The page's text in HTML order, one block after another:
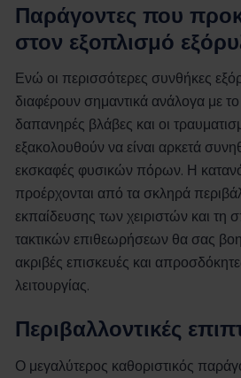
Παράγοντες που
στον εξοπλισμό
Ενώ οι περισσότερες συνθήκες
διαφέρουν σημαντικά ανάλογα με
δαπανηρές βλάβες και οι
εξακολουθούν να είναι αρκετά
εκσκαφές φυσικών πόρων. Η
προέρχονται από τα σκληρά
εκπαίδευσης των χειριστών και τη
τακτικών επιθεωρήσεων θα σας
ακριβές επισκευές και
λειτουργίας.
Περιβαλλοντικές
Ο μεγαλύτερος καθοριστικός